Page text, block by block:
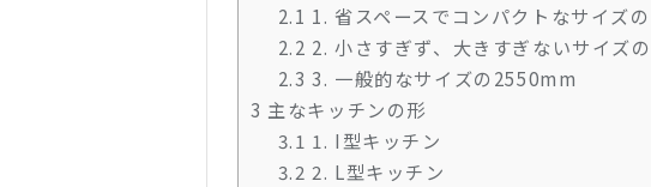
2.1 1. 省スペースでコンパクトなサイズ
2.2 2. 小さすぎず、大きすぎないサイズ
2.3 3. 一般的なサイズの2550mm
3 主なキッチンの形
3.1 1. I型キッチン
3.2 2. L型キッチン